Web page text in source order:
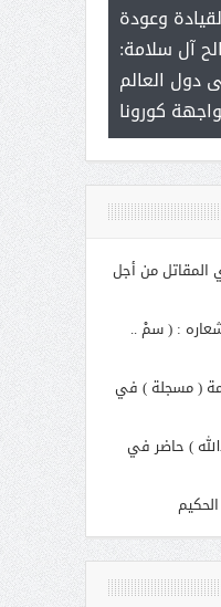
للإبداع
مع الأمين
بنت
وعودة
آل سلامة:
دول العالم
كورونا
المقاتل من أجل
: ( سمْ ..
( مسجلة ) في
) حاضر في